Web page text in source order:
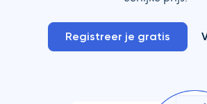
Registreer je gratis